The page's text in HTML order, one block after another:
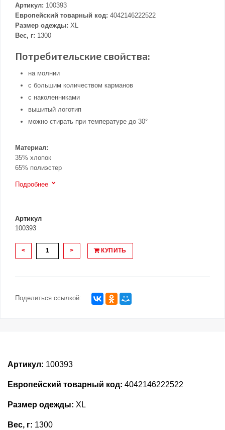
Артикул: 100393
Европейский товарный код: 4042146222522
Размер одежды: XL
Вес, г: 1300
Потребительские свойства:
на молнии
с большим количеством карманов
с наколенниками
вышитый логотип
можно стирать при температуре до 30°
Материал:
35% хлопок
65% полиэстер
Подробнее
Артикул
100393
< > КУПИТЬ
Поделиться ссылкой:
Артикул: 100393
Европейский товарный код: 4042146222522
Размер одежды: XL
Вес, г: 1300